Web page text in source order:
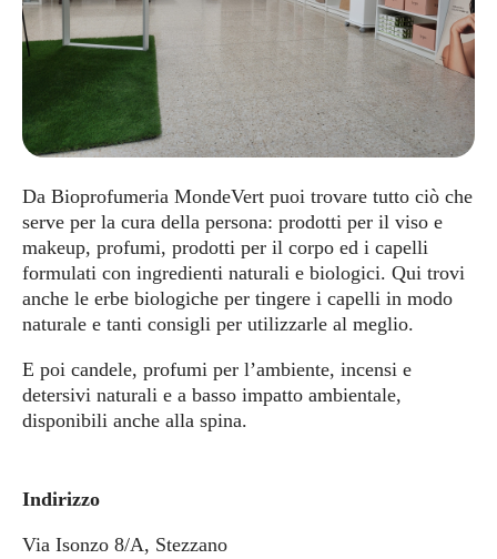
Da Bioprofumeria MondeVert puoi trovare tutto ciò che
serve per la cura della persona: prodotti per il viso e
makeup, profumi, prodotti per il corpo ed i capelli
formulati con ingredienti naturali e biologici. Qui trovi
anche le erbe biologiche per tingere i capelli in modo
naturale e tanti consigli per utilizzarle al meglio.
E poi candele, profumi per l’ambiente, incensi e
detersivi naturali e a basso impatto ambientale,
disponibili anche alla spina.
Indirizzo
Via Isonzo 8/A, Stezzano